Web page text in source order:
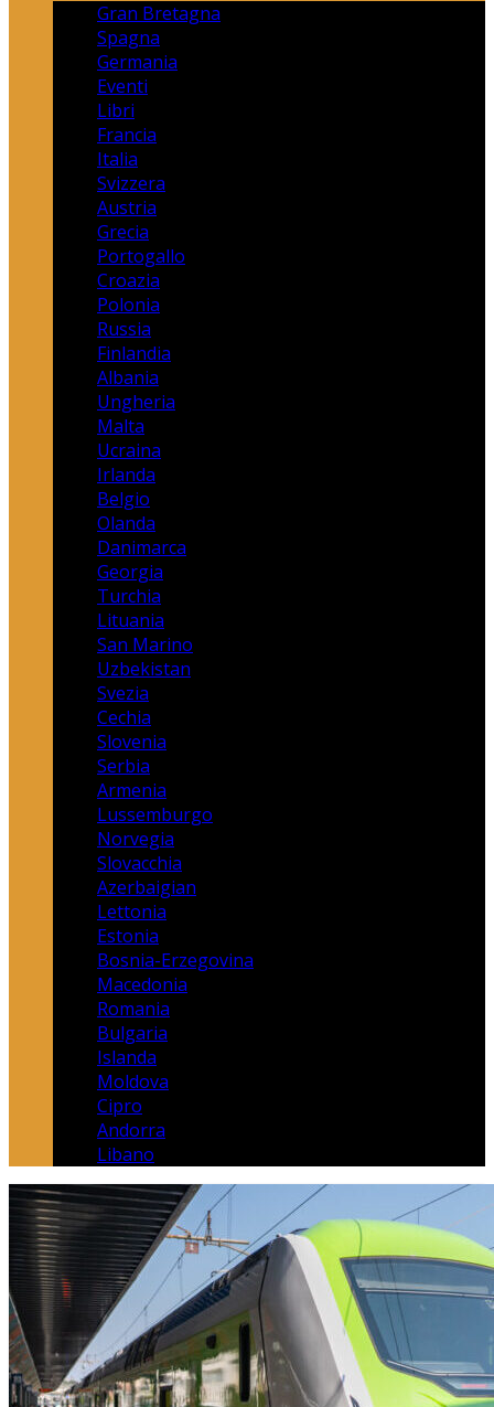
Gran Bretagna
Spagna
Germania
Eventi
Libri
Francia
Italia
Svizzera
Austria
Grecia
Portogallo
Croazia
Polonia
Russia
Finlandia
Albania
Ungheria
Malta
Ucraina
Irlanda
Belgio
Olanda
Danimarca
Georgia
Turchia
Lituania
San Marino
Uzbekistan
Svezia
Cechia
Slovenia
Serbia
Armenia
Lussemburgo
Norvegia
Slovacchia
Azerbaigian
Lettonia
Estonia
Bosnia-Erzegovina
Macedonia
Romania
Bulgaria
Islanda
Moldova
Cipro
Andorra
Libano